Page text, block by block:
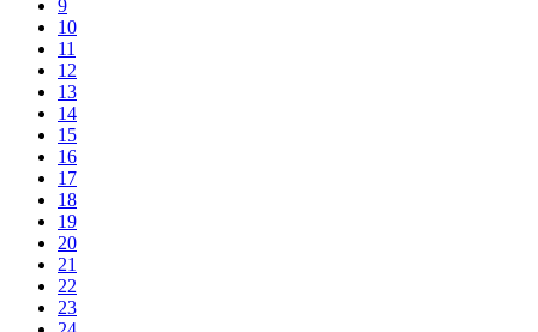
9
10
11
12
13
14
15
16
17
18
19
20
21
22
23